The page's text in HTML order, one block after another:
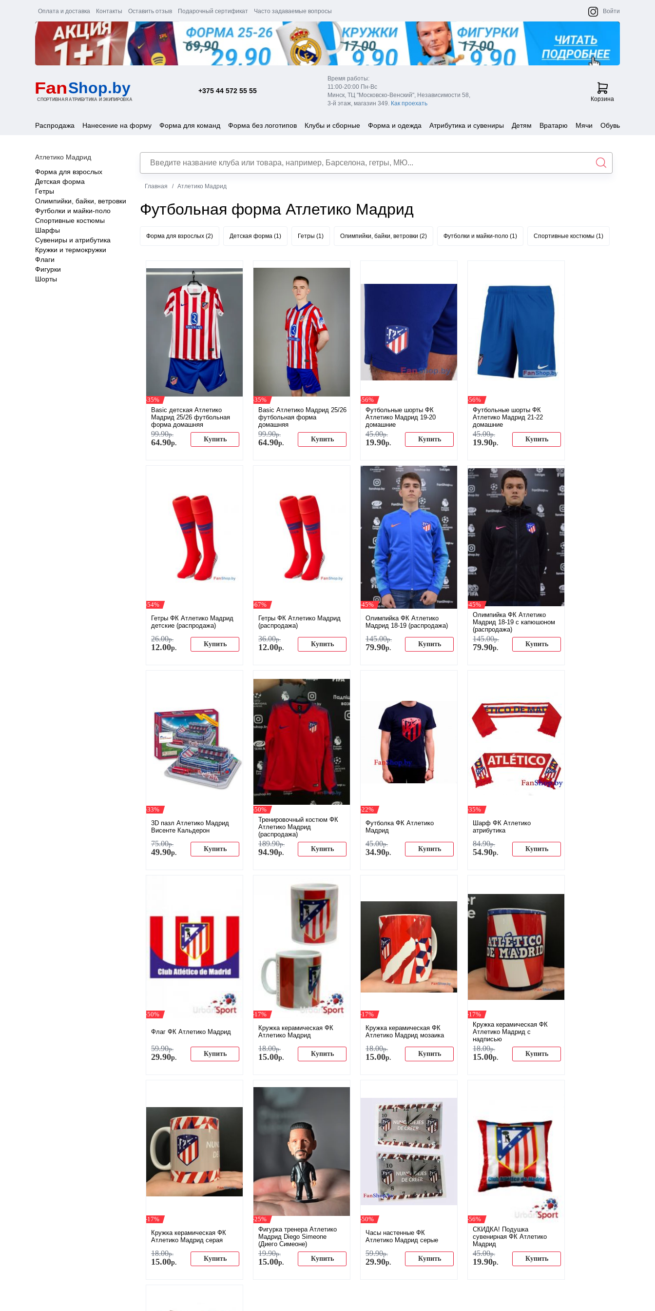
Оплата и доставка Контакты Оставить отзыв Подарочный сертификат Часто задаваемые вопросы Войти
+375 44 572 55 55
Время работы:
11:00-20:00 Пн-Вс
Минск, ТЦ "Московско-Венский", Независимости 58,
3-й этаж, магазин 349. Как проехать
Корзина
Распродажа Нанесение на форму Форма для команд Форма без логотипов Клубы и сборные Форма и одежда Атрибутика и сувениры Детям Вратарю Мячи Обувь
Атлетико Мадрид
Форма для взрослых
Детская форма
Гетры
Олимпийки, байки, ветровки
Футболки и майки-поло
Спортивные костюмы
Шарфы
Сувениры и атрибутика
Кружки и термокружки
Флаги
Фигурки
Шорты
Главная Атлетико Мадрид
Футбольная форма Атлетико Мадрид
Форма для взрослых (2) Детская форма (1) Гетры (1) Олимпийки, байки, ветровки (2) Футболки и майки-поло (1) Спортивные костюмы (1)
-35%
Basic детская Атлетико
Мадрид 25/26 футбольная
форма домашняя
99.90р.
64.90р. Купить
-35%
Basic Атлетико Мадрид 25/26
футбольная форма
домашняя
99.90р.
64.90р. Купить
-56%
Футбольные шорты ФК
Атлетико Мадрид 19-20
домашние
45.00р.
19.90р. Купить
-56%
Футбольные шорты ФК
Атлетико Мадрид 21-22
домашние
45.00р.
19.90р. Купить
-54%
Гетры ФК Атлетико Мадрид
детские (распродажа)
26.00р.
12.00р. Купить
-67%
Гетры ФК Атлетико Мадрид
(распродажа)
36.00р.
12.00р. Купить
-45%
Олимпийка ФК Атлетико
Мадрид 18-19 (распродажа)
145.00р.
79.90р. Купить
-45%
Олимпийка ФК Атлетико
Мадрид 18-19 с капюшоном
(распродажа)
145.00р.
79.90р. Купить
-33%
3D пазл Атлетико Мадрид
Висенте Кальдерон
75.00р.
49.90р. Купить
-50%
Тренировочный костюм ФК
Атлетико Мадрид
(распродажа)
189.90р.
94.90р. Купить
-22%
Футболка ФК Атлетико
Мадрид
45.00р.
34.90р. Купить
-35%
Шарф ФК Атлетико
атрибутика
84.90р.
54.90р. Купить
-50%
Флаг ФК Атлетико Мадрид
59.90р.
29.90р. Купить
-17%
Кружка керамическая ФК
Атлетико Мадрид
18.00р.
15.00р. Купить
-17%
Кружка керамическая ФК
Атлетико Мадрид мозаика
18.00р.
15.00р. Купить
-17%
Кружка керамическая ФК
Атлетико Мадрид с
надписью
18.00р.
15.00р. Купить
-17%
Кружка керамическая ФК
Атлетико Мадрид серая
18.00р.
15.00р. Купить
-25%
Фигурка тренера Атлетико
Мадрид Diego Simeone
(Диего Симеоне)
19.90р.
15.00р. Купить
-50%
Часы настенные ФК
Атлетико Мадрид серые
59.90р.
29.90р. Купить
-56%
СКИДКА! Подушка
сувенирная ФК Атлетико
Мадрид
45.00р.
19.90р. Купить